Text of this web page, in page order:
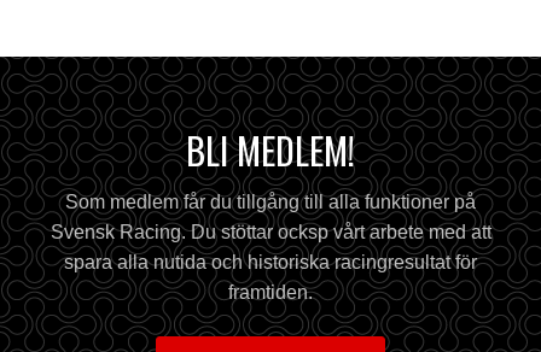
BLI MEDLEM!
Som medlem får du tillgång till alla funktioner på
Svensk Racing. Du stöttar ocksp vårt arbete med att
spara alla nutida och historiska racingresultat för
framtiden.